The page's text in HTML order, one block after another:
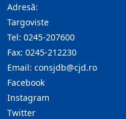
Adresă:
Targoviste
Tel: 0245-207600
Fax: 0245-212230
Email: consjdb@cjd.ro
Facebook
Instagram
Twitter